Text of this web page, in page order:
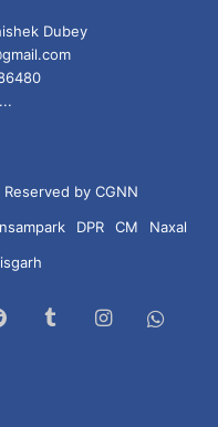
आरंभ करें.​
मनमुटाव से बचें।
निवेश का समय।
सुधारें.​
Dubey
by CGNN
DPR CM
Naxal
Reddit TumblrInstagram